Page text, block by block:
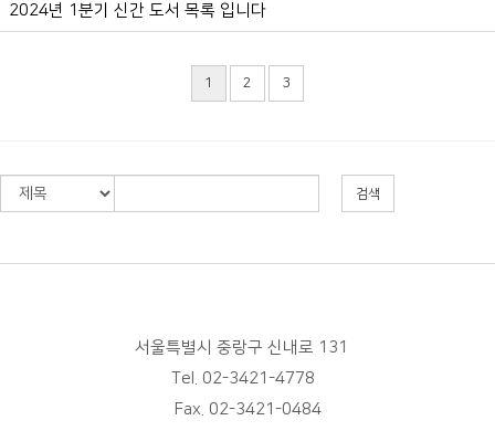
2024년 1분기 신간 도서 목록 입니다
1 2 3
검색
서울특별시 중랑구 신내로 131
Tel. 02-3421-4778
Fax. 02-3421-0484